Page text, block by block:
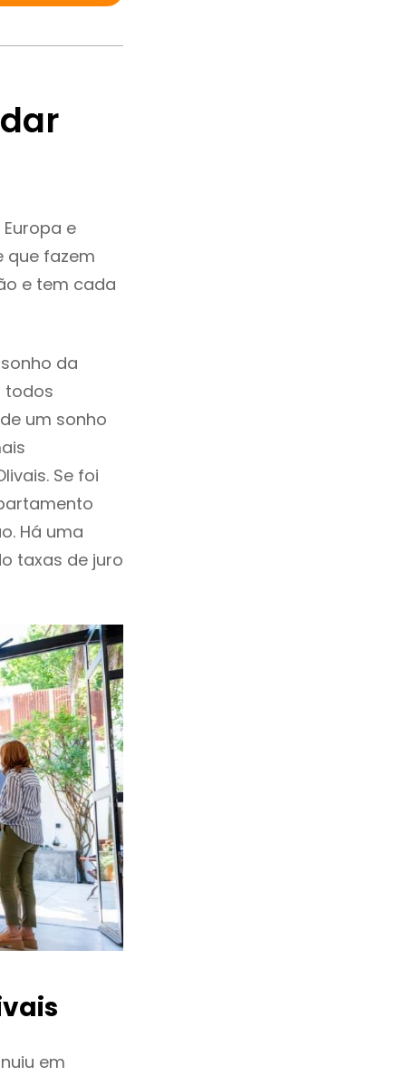
e
que fazem
e tem cada
da
todos
um sonho
Se foi
Há uma
taxas de juro
em